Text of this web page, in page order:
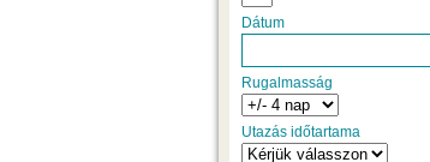
Dátum
Rugalmasság
Utazás időtartama